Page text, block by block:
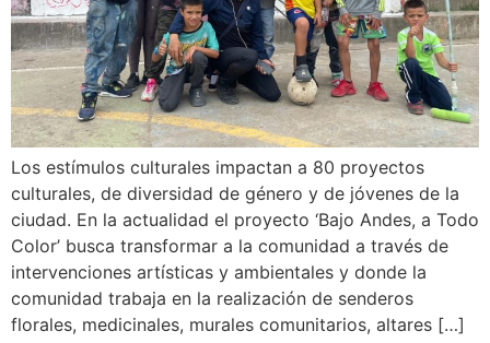
Los estímulos culturales impactan a 80 proyectos
culturales, de diversidad de género y de jóvenes de la
ciudad. En la actualidad el proyecto ‘Bajo Andes, a Todo
Color’ busca transformar a la comunidad a través de
intervenciones artísticas y ambientales y donde la
comunidad trabaja en la realización de senderos
florales, medicinales, murales comunitarios, altares […]